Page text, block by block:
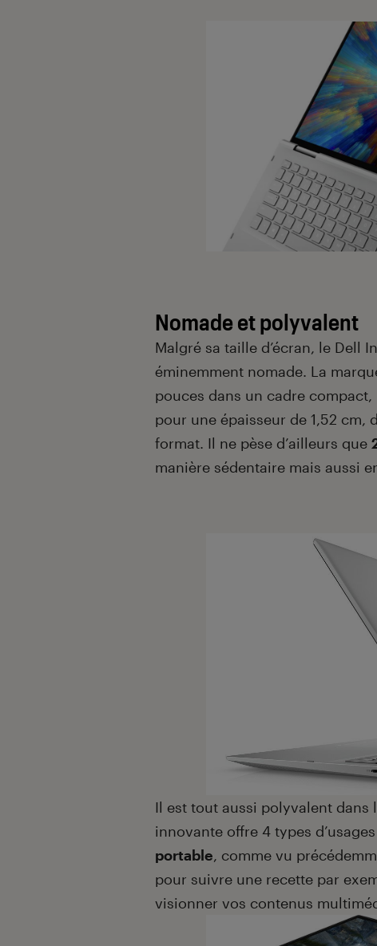
Nomade et polyvalent
Malgré sa taille d’écran, le Dell
éminemment nomade. La
pouces dans un cadre compact,
pour une épaisseur de 1,52 cm,
format. Il ne pèse d’ailleurs que
manière sédentaire mais aussi
Il est tout aussi polyvalent dans
innovante offre 4 types
portable, comme vu
pour suivre une recette par
visionner vos contenus